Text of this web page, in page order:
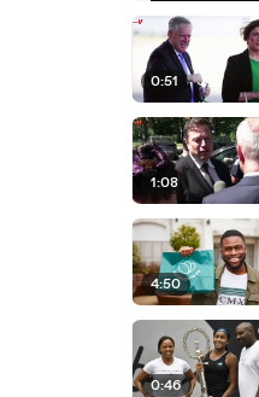
0:51
1:08
4:50
0:46